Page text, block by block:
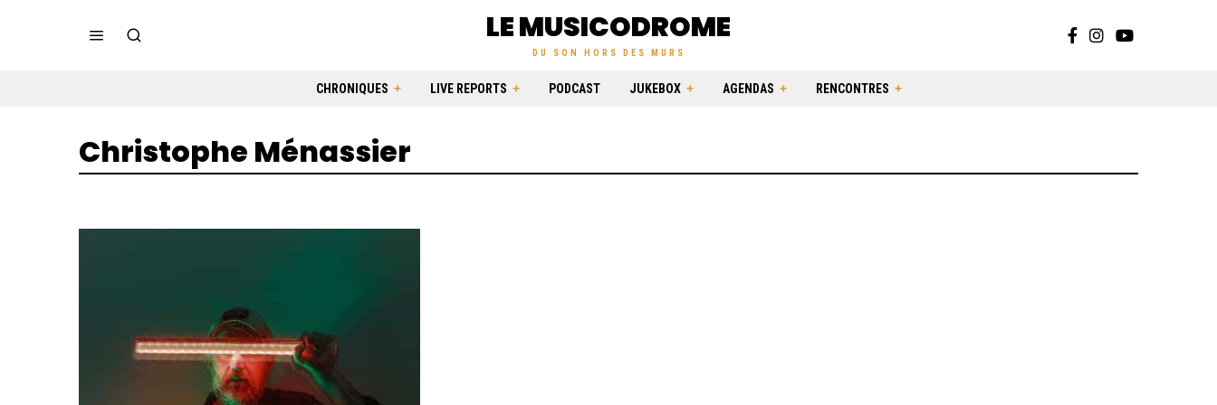
LE MUSICODROME
DU SON HORS DES MURS
CHRONIQUES LIVE REPORTS PODCAST JUKEBOX AGENDAS RENCONTRES
Christophe Ménassier